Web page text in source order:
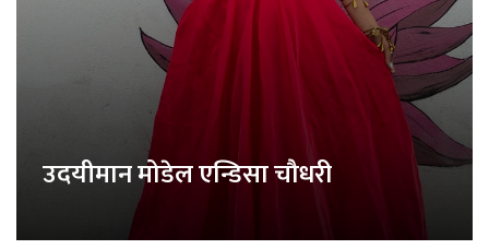
उदयीमान मोडेल एन्डिसा चौधरी